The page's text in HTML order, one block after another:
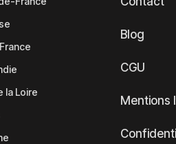
la Loire
Blog
CGU
Mentions